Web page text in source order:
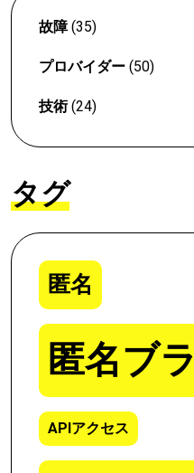
故障(35)
プロバイダー (50)
技術(24)
タグ
匿名
匿名ブ
APIアクセス